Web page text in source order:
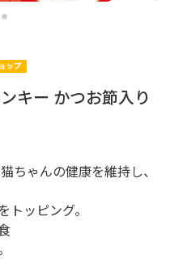
2
キー かつお節入り
ちゃんの健康を維持し、
トッピング。